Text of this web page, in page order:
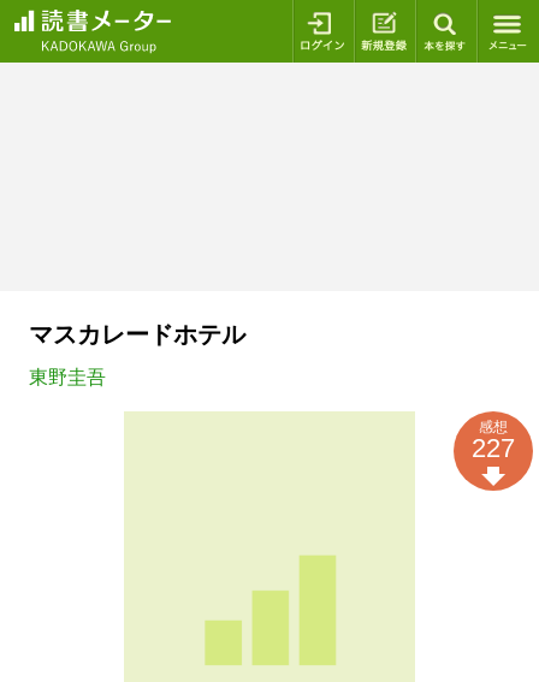
ログイン 新規登録
マスカレードホテル
東野圭吾
感想
227